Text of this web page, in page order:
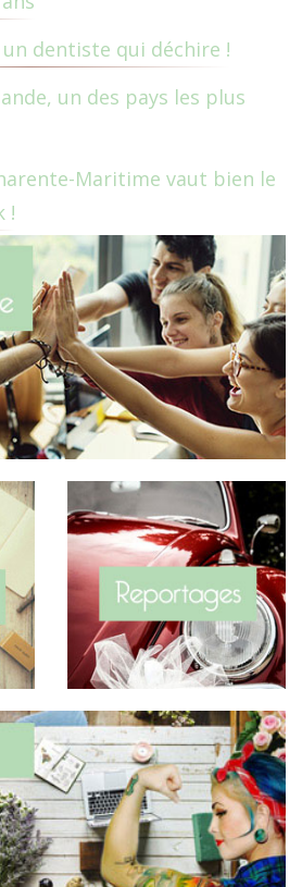
dentiste qui déchire !
un des pays les plus
Maritime vaut bien le
!